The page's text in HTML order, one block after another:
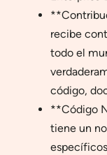
recibe
todo el
código,
**Código
tiene un